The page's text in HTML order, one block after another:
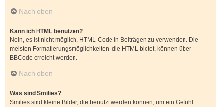
Nach oben
Kann ich HTML benutzen?
Nein, es ist nicht möglich, HTML-Code in Beiträgen zu verwenden. Die
meisten Formatierungsmöglichkeiten, die HTML bietet, können über
BBCode erreicht werden.
Nach oben
Was sind Smilies?
Smilies sind kleine Bilder, die benutzt werden können, um ein Gefühl